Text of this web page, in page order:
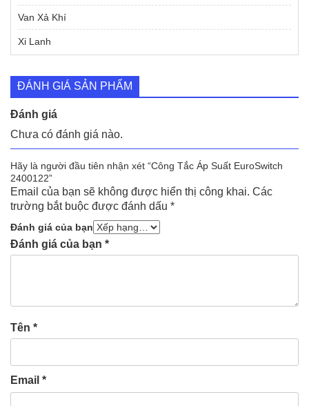
Van Xả Khí
Xi Lanh
ĐÁNH GIÁ SẢN PHẨM
Đánh giá
Chưa có đánh giá nào.
Hãy là người đầu tiên nhận xét “Công Tắc Áp Suất EuroSwitch
2400122”
Email của bạn sẽ không được hiển thị công khai. Các
trường bắt buộc được đánh dấu *
Đánh giá của bạn
Đánh giá của bạn *
Tên *
Email *